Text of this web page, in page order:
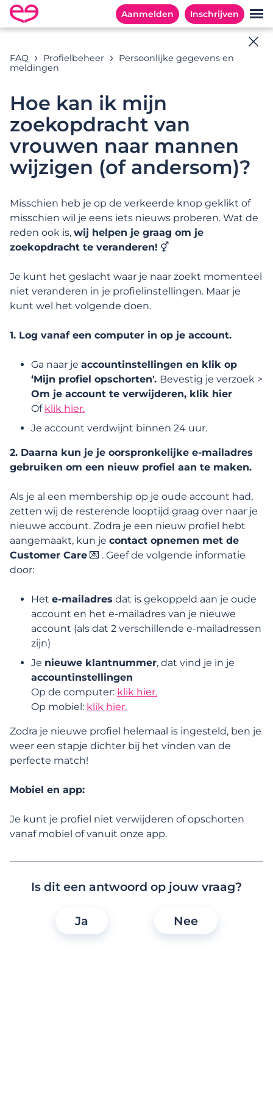
Aanmelden Inschrijven
Online hulp
Categorieën
Profielbeheer
Persoonlijke gegevens en meldingen
Hoe kan ik toegang krijgen tot mijn
persoonlijke gegevens/ om een kopie van
mijn gegevens vragen?
Hoe beheer ik mijn meldingen?
Waarom we delen binnen onze Match
Group-bedrijven
Hoe wijzig ik mijn persoonlijke gegevens?
Hoe kan ik mijn zoekopdracht van vrouwen
naar mannen wijzigen (of andersom)?
Zichtbaarheid van mijn profiel en meer
Mijn account verwijderen of opschorten
Functies, zoeken en interacties
Membership en betaalde functies
Vertrouwen
Toegankelijkheid
Meestgestelde vragen
Waarom zou ik een Meetic-
membership nemen?
FAQ Profielbeheer
Persoonlijke gegevens en
meldingen
Hoe kan ik mijn
zoekopdracht van
vrouwen naar mannen
wijzigen (of andersom)?
Misschien heb je op de verkeerde knop geklikt of
misschien wil je eens iets nieuws proberen. Wat de
reden ook is, wij helpen je graag om je
zoekopdracht te veranderen! ⚥
Je kunt het geslacht waar je naar zoekt momenteel
niet veranderen in je profielinstellingen. Maar je
kunt wel het volgende doen.
1. Log vanaf een computer in op je account.
Ga naar jeaccountinstellingen en klik op
‘Mijn profiel opschorten'. Bevestig je verzoek >
Om je account te verwijderen, klik hier
Of klik hier.
Je account verdwijnt binnen 24 uur.
2. Daarna kun je je oorspronkelijke e-mailadres
gebruiken om een nieuw profiel aan te maken.
Als je al een membership op je oude account had,
zetten wij de resterende looptijd graag over naar je
nieuwe account. Zodra je een nieuw profiel hebt
aangemaakt, kun je contact opnemen met de
Customer Care 💌 . Geef de volgende informatie
door:
Hete-mailadres dat is gekoppeld aan je oude
account en het e-mailadres van je nieuwe
account (als dat 2 verschillende e-mailadressen
zijn)
Je nieuwe klantnummer, dat vind je in je
accountinstellingen
Op de computer: klik hier.
Op mobiel: klik hier.
Zodra je nieuwe profiel helemaal is ingesteld, ben je
weer een stapje dichter bij het vinden van de
perfecte match!
Mobiel en app:
Je kunt je profiel niet verwijderen of opschorten
vanaf mobiel of vanuit onze app.
Is dit een antwoord op jouw vraag?
Ja Nee